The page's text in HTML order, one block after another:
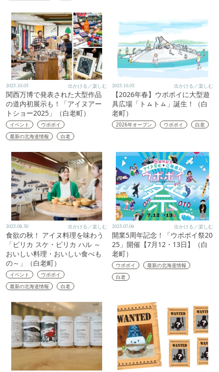
2025.10.05 出かける／楽しむ
関西万博で発表された大型作品
の道内初展示も！「アイヌアー
トショー2025」（白老町）
イベント
ウポポイ
最新の北海道情報
白老
2025.10.03 出かける／楽しむ
【2026年春】ウポポイに大型遊
具広場「トㇺトㇺ」誕生！（白
老町）
2026年オープン ウポポイ 白老
2025.08.30 出かける／楽しむ
食欲の秋！ アイヌ料理を味わう
「ピリカ スケ・ピリカ ハル ～
おいしい料理・おいしい食べも
の～」（白老町）
イベント
ウポポイ
最新の北海道情報
白老
2025.07.06 出かける／楽しむ
開業5周年記念！「ウポポイ祭20
25」開催【7月12・13日】（白
老町）
ウポポイ
最新の北海道情報
白老